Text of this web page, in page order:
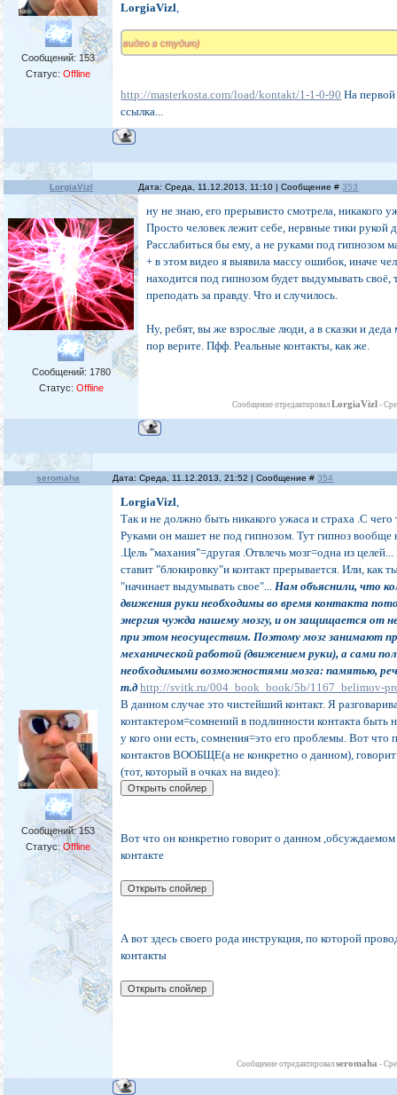
Сообщений: 153
Статус:Offline
LorgiaVizl,
видео в студию)
http://masterkosta.com/load/kontakt/1-1-0-90 На первой
ссылка...
LorgiaVizl Дата: Среда, 11.12.2013, 11:10 | Сообщение #353
Сообщений: 1780
Статус: Offline
ну не знаю, его прерывисто смотрела, никакого
Просто человек лежит себе, нервные тики рукой
Расслабиться бы ему, а не руками под гипнозом
+ в этом видео я выявила массу ошибок, иначе
находится под гипнозом будет выдумывать своё,
преподать за правду. Что и случилось.
Ну, ребят, вы же взрослые люди, а в сказки и деда
пор верите. Пфф. Реальные контакты, как же.
Сообщение отредактировалLorgiaVizl -
seromaha Дата: Среда, 11.12.2013, 21:52 | Сообщение #354
Сообщений:153
Статус:Offline
LorgiaVizl,
Так и не должно быть никакого ужаса и страха .С чего
Руками он машет не под гипнозом. Тут гипноз вообще
.Цель "махания"=другая .Отвлечь мозг=одна из
ставит "блокировку"и контакт прерывается. Или, как
"начинает выдумывать свое"...Нам объяснили, что
движения руки необходимы во время контакта
энергия чужда нашему мозгу, и он защищается от
при этом неосуществим. Поэтому мозг занимают
механической работой (движением руки), а сами
необходимыми возможностями мозга: памятью,
т.д http://svitk.ru/004_book_book/5b/1167_belimov-
В данном случае это чистейший контакт. Я
контактером=сомнений в подлинности контакта быть
у кого они есть, сомнения=это его проблемы. Вот что
контактов ВООБЩЕ(а не конкретно о данном),
(тот, который в очках на видео):
Вот что он конкретно говорит о данном ,обсуждаемом
контакте
А вот здесь своего рода инструкция, по которой
контакты
Сообщение отредактировалseromaha -